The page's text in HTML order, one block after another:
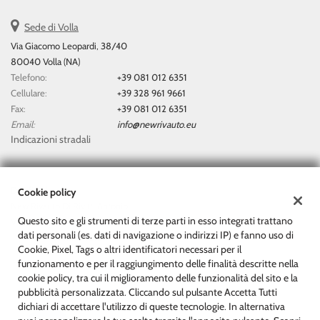
Sede di Volla
Via Giacomo Leopardi, 38/40
80040 Volla (NA)
Telefono:
+39 081 012 6351
Cellulare:
+39 328 961 9661
Fax:
+39 081 012 6351
Email:
info@newrivauto.eu
Indicazioni stradali
Dati fiscali:
Via Giacomo Leopardi, 38/40, Volla (NA)
C.F/P.IVA:07153511212
Registro delle imprese:NA
Cookie policy
Questo sito e gli strumenti di terze parti in esso integrati trattano
dati personali (es. dati di navigazione o indirizzi IP) e fanno uso di
Cookie, Pixel, Tags o altri identificatori necessari per il
funzionamento e per il raggiungimento delle finalità descritte nella
cookie policy, tra cui il miglioramento delle funzionalità del sito e la
pubblicità personalizzata. Cliccando sul pulsante Accetta Tutti
dichiari di accettare l'utilizzo di queste tecnologie. In alternativa
strumenti
di
tracciamento
si
rimanda
alla
cookie
policy.
Puoi
rivedere
e
modificare
le
scelte
in
qualsiasi
momento.